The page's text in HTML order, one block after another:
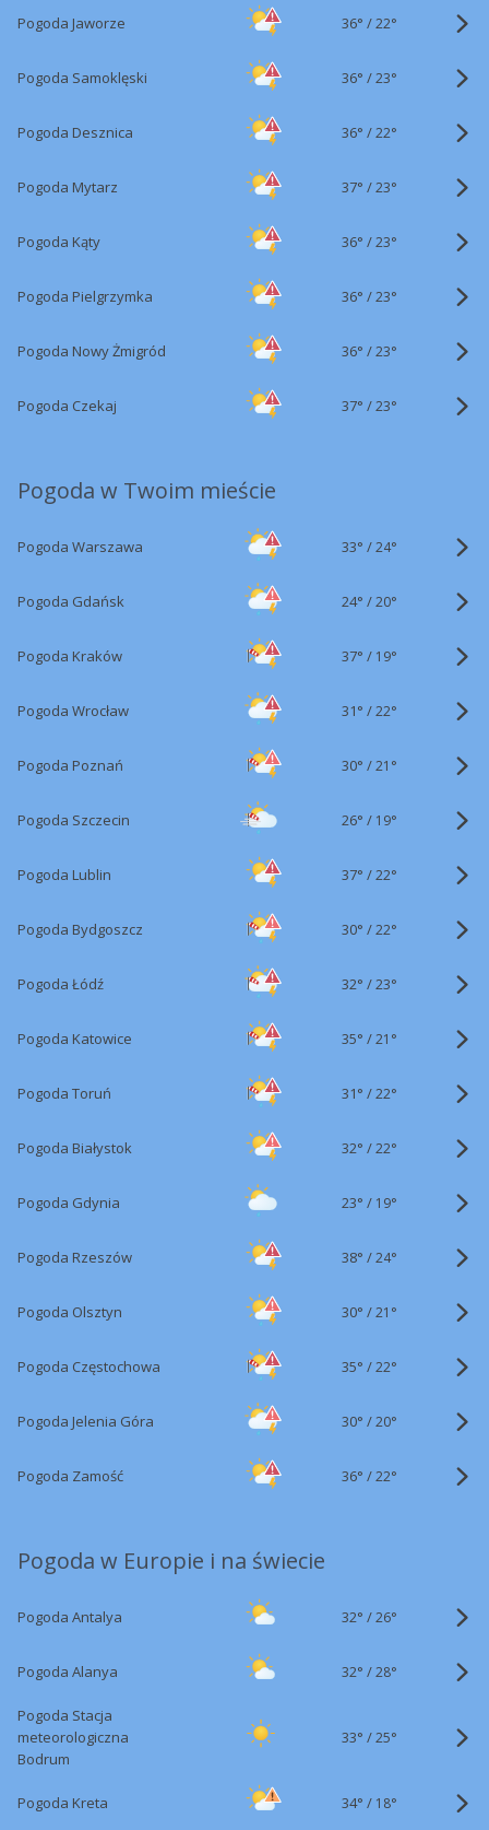
Pogoda Jaworze 36° /22°
Pogoda Samoklęski 36° /23°
Pogoda Desznica 36° /22°
Pogoda Mytarz 37° /23°
Pogoda Kąty 36° /23°
Pogoda Pielgrzymka 36° /23°
Pogoda Nowy Żmigród 36° /23°
Pogoda Czekaj 37° /23°
Pogoda w Twoim mieście
Pogoda Warszawa 33° /24°
Pogoda Gdańsk 24° /20°
Pogoda Kraków 37° / 19°
Pogoda Wrocław 31° /22°
Pogoda Poznań 30° /21°
Pogoda Szczecin 26° / 19°
Pogoda Lublin 37° /22°
Pogoda Bydgoszcz 30° /22°
Pogoda Łódź 32° /23°
Pogoda Katowice 35° /21°
Pogoda Toruń 31° /22°
Pogoda Białystok 32° /22°
Pogoda Gdynia 23° / 19°
Pogoda Rzeszów 38° /24°
Pogoda Olsztyn 30° /21°
Pogoda Częstochowa 35° /22°
Pogoda Jelenia Góra 30° /20°
Pogoda Zamość 36° /22°
Pogoda w Europie i na świecie
Pogoda Antalya 32° /26°
Pogoda Alanya 32° /28°
Pogoda Stacja
meteorologiczna
Bodrum
33° /25°
Pogoda Kreta 34° / 18°